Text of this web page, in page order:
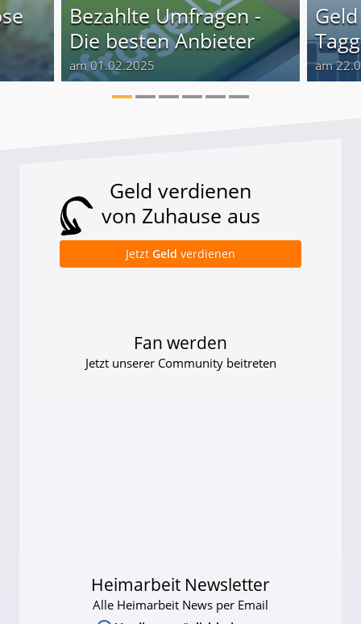
Bezahlte Umfragen -
Die besten Anbieter
am 01.02.2025 am
Geld verdienen
von Zuhause aus
Jetzt Geld verdienen
Fan werden
Jetzt unserer Community beitreten
Heimarbeit Newsletter
Alle Heimarbeit News per Email